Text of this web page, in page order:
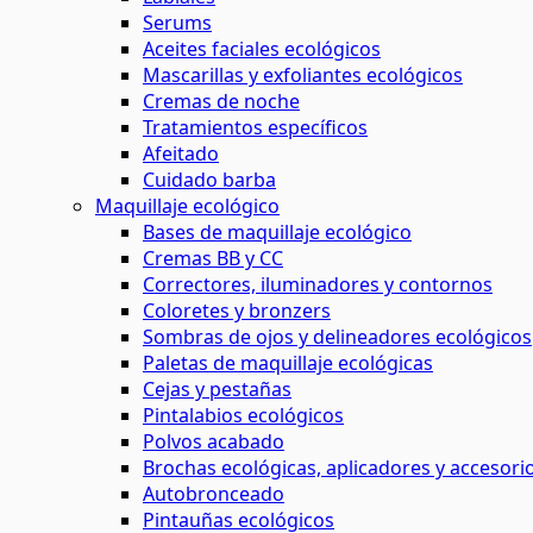
Serums
Aceites faciales ecológicos
Mascarillas y exfoliantes ecológicos
Cremas de noche
Tratamientos específicos
Afeitado
Cuidado barba
Maquillaje ecológico
Bases de maquillaje ecológico
Cremas BB y CC
Correctores, iluminadores y contornos
Coloretes y bronzers
Sombras de ojos y delineadores ecológicos
Paletas de maquillaje ecológicas
Cejas y pestañas
Pintalabios ecológicos
Polvos acabado
Brochas ecológicas, aplicadores y
Autobronceado
Pintauñas ecológicos